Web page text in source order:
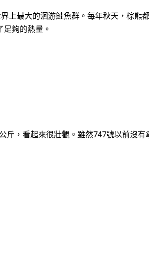
上最大的洄游鮭魚群。每年秋天，棕熊
夠的熱量。
斤，看起來很壯觀。雖然747號以前沒有